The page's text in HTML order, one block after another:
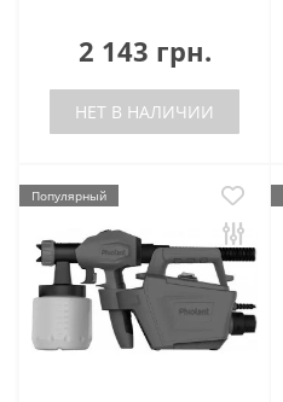
2 143 грн.
НЕТ В НАЛИЧИИ
Популярный